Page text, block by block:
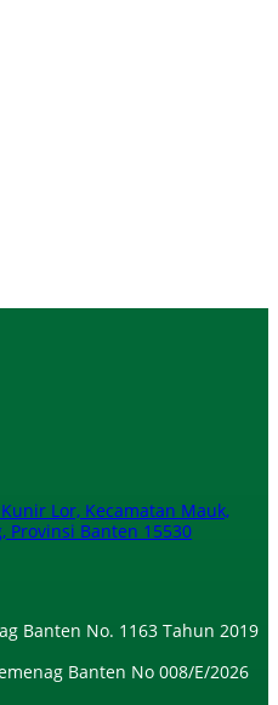
Lor, Kecamatan Mauk,
Provinsi Banten 15530
Banten No. 1163 Tahun 2019
Banten No 008/E/2026​